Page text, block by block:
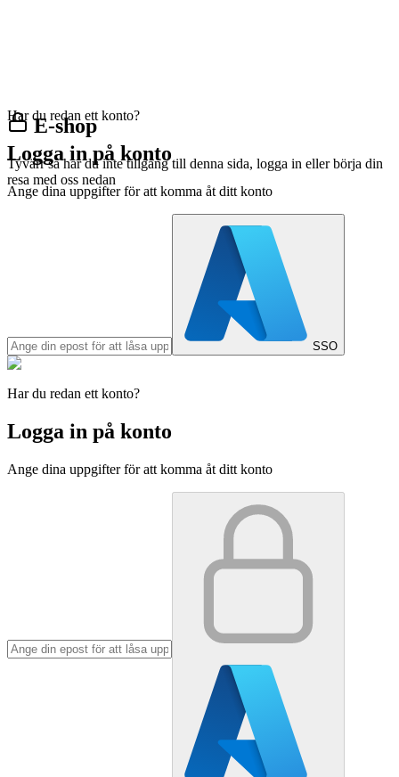
E-shop
Tyvärr så har du inte tillgång till denna sida, logga in eller börja din
resa med oss nedan
Har du redan ett konto?
Logga in på konto
Ange dina uppgifter för att komma åt ditt konto
SSO
Har du redan ett konto?
Logga in på konto
Ange dina uppgifter för att komma åt ditt konto